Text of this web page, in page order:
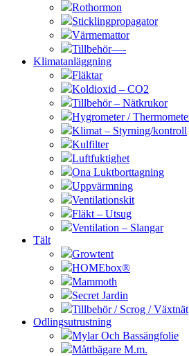
Rothormon
Sticklingpropagator
Värmemattor
Tillbehör—-
Klimatanläggning
Fläktar
Koldioxid – CO2
Tillbehör – Nätkrukor
Hygrometer /
Klimat – Styrning/kontroll
Kulfilter
Luftfuktighet
Ona Luktborttagning
Uppvärmning
Ventilationskit
Fläkt – Utsug
Ventilation – Slangar
Tält
Growtent
HOMEbox®
Mammoth
Secret Jardin
Tillbehör / Scrog / Växtnät
Odlingsutrustning
Mylar Och Bassängfolie
Måttbägare M.m.